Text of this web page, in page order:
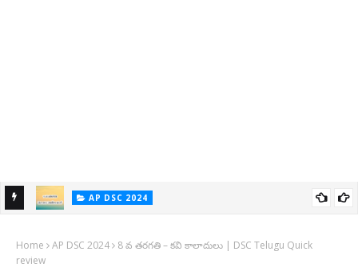
AP DSC 2024
Home AP DSC 2024
8 వ తరగతి – కవి కాలాదులు | DSC Telugu Quick
review